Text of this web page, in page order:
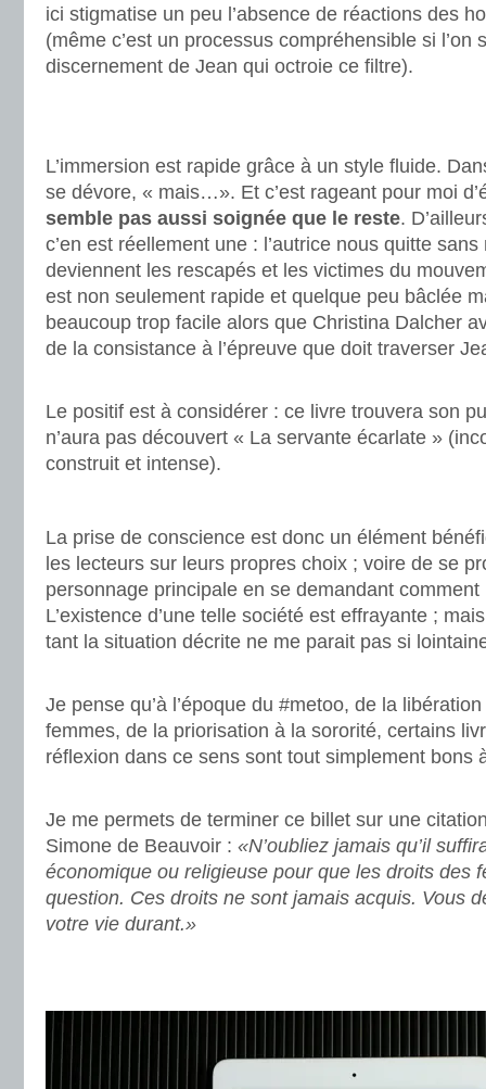
ici stigmatise un peu l’absence de réactions des
(même c’est un processus compréhensible si l’on
discernement de Jean qui octroie ce filtre).
L’immersion est rapide grâce à un style fluide.
se dévore, « mais…». Et c’est rageant pour moi
semble pas aussi soignée que le reste.
c’en est réellement une : l’autrice nous quitte
deviennent les rescapés et les victimes du
est non seulement rapide et quelque peu bâclée
beaucoup trop facile alors que Christina Dalcher
de la consistance à l’épreuve que doit traverser
Le positif est à considérer : ce livre trouvera son
n’aura pas découvert « La servante écarlate »
construit et intense).
La prise de conscience est donc un élément
les lecteurs sur leurs propres choix ; voire de se
personnage principale en se demandant comment
L’existence d’une telle société est effrayante ;
tant la situation décrite ne me parait pas si
Je pense qu’à l’époque du #metoo, de la
femmes, de la priorisation à la sororité, certains
réflexion dans ce sens sont tout simplement bons
Je me permets de terminer ce billet sur une
Simone de Beauvoir : «N’oubliez jamais qu’il
économique ou religieuse pour que les droits des
question. Ces droits ne sont jamais acquis. Vous
votre vie durant.»